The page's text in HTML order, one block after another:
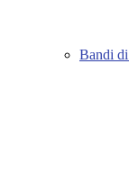
Bandi di